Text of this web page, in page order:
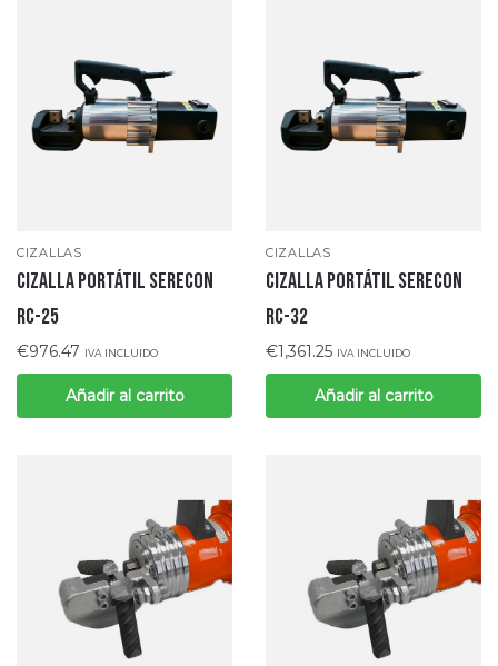
CIZALLAS
CIZALLA PORTÁTIL SERECON
RC-25
€976.47 IVA INCLUIDO
Añadir al carrito
CIZALLAS
CIZALLA PORTÁTIL SERECON
RC-32
€1,361.25 IVA INCLUIDO
Añadir al carrito